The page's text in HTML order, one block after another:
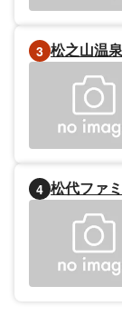
3 松之山温泉
4 松代ファ